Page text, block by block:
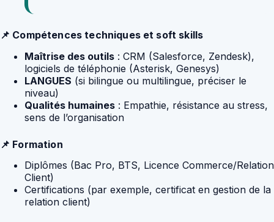
📌 Compétences techniques et soft skills
Maîtrise des outils : CRM (Salesforce, Zendesk),
logiciels de téléphonie (Asterisk, Genesys)
LANGUES (si bilingue ou multilingue, préciser le
niveau)
Qualités humaines : Empathie, résistance au stress,
sens de l’organisation
📌 Formation
Diplômes (Bac Pro, BTS, Licence Commerce/Relation
Client)
Certifications (par exemple, certificat en gestion de la
relation client)